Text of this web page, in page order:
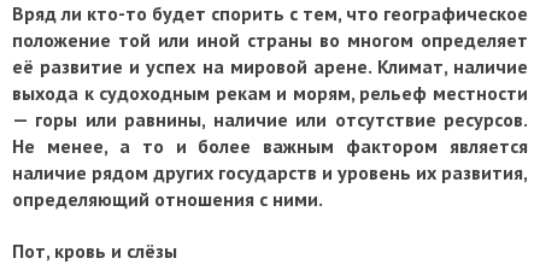
Вряд ли кто-то будет спорить с тем, что географическое
положение той или иной страны во многом определяет
её развитие и успех на мировой арене. Климат, наличие
выхода к судоходным рекам и морям, рельеф местности
— горы или равнины, наличие или отсутствие ресурсов.
Не менее, а то и более важным фактором является
наличие рядом других государств и уровень их развития,
определяющий отношения с ними.
Пот, кровь и слёзы